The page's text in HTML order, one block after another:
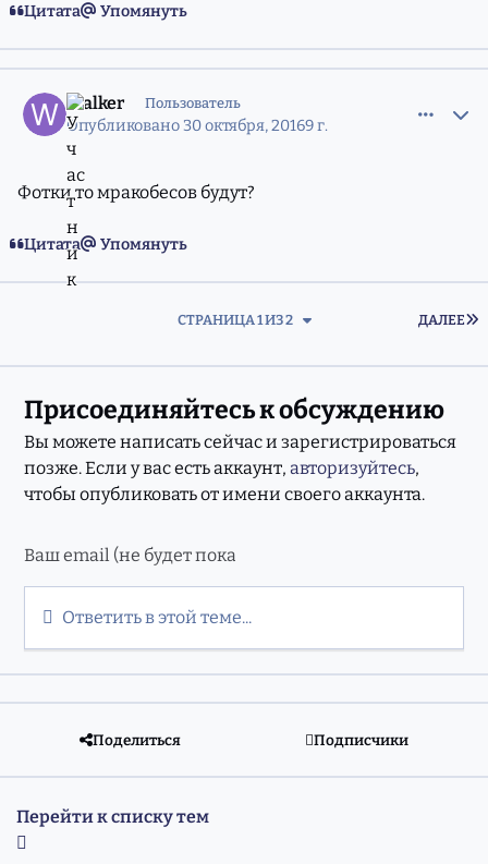
Цитата Упомянуть
Walker Пользователь
Опубликовано30 октября, 20169 г.
Фотки то мракобесов будут?
Цитата Упомянуть
ДАЛЕЕ
СТРАНИЦА 1 ИЗ 2
Присоединяйтесь к обсуждению
Вы можете написать сейчас и зарегистрироваться
позже. Если у вас есть аккаунт,авторизуйтесь,
чтобы опубликовать от имени своего аккаунта.
Ответить в этой теме...
Поделиться Подписчики
Перейти к списку тем